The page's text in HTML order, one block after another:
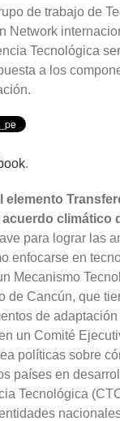
de trabajo de
Network
Tecnológica
a los
.
elemento
climático
para lograr las
enfocarse en
Mecanismo
de Cancún, que
de
un Comité
políticas sobre
países en
Tecnológica